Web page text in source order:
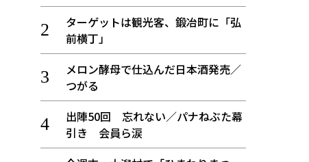
ターゲットは観光客、鍛冶町に「弘
前横丁」
メロン酵母で仕込んだ日本酒発売／
つがる
出陣50回 忘れない／パナねぶた幕
引き 会員ら涙